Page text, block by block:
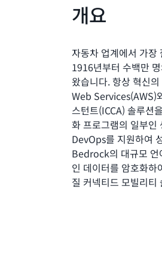
개요
자동차 업계에서 가장
1916년부터 수백만
왔습니다. 항상 혁신
Web Services(AWS)
스턴트(ICCA) 솔루션
화 프로그램의 일부
DevOps를 지원하여
Bedrock의 대규모 언
인 데이터를 암호화
질 커넥티드 모빌리티